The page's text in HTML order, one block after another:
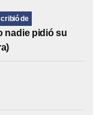
de
nadie pidió su